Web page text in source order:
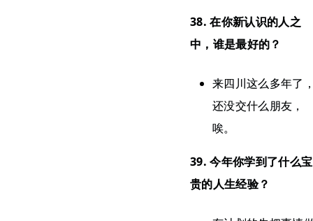
38. 在你新认识的人之
中，谁是最好的？
来四川这么多年了
还没交什么朋友，
唉。
39. 今年你学到了什么宝
贵的人生经验？